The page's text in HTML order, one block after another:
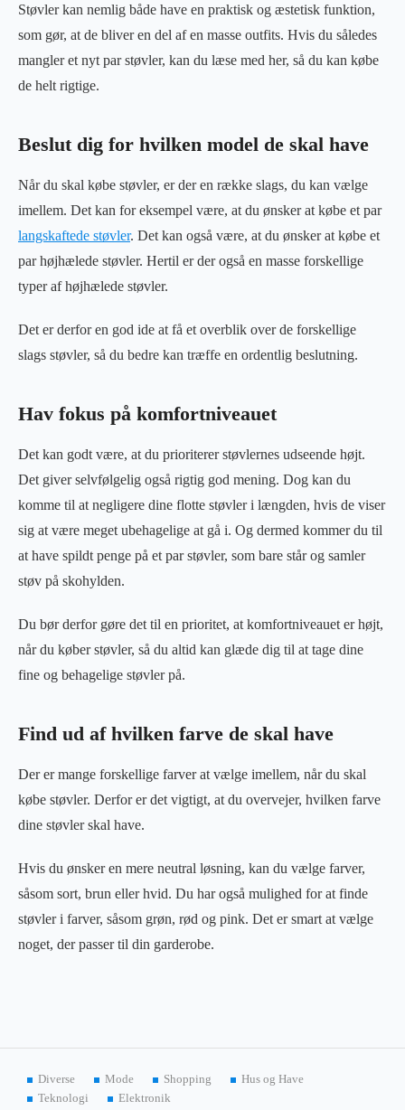
Støvler kan nemlig både have en praktisk og æstetisk funktion,
som gør, at de bliver en del af en masse outfits. Hvis du således
mangler et nyt par støvler, kan du læse med her, så du kan købe
de helt rigtige.
Beslut dig for hvilken model de skal have
Når du skal købe støvler, er der en række slags, du kan vælge
imellem. Det kan for eksempel være, at du ønsker at købe et par
langskaftede støvler. Det kan også være, at du ønsker at købe et
par højhælede støvler. Hertil er der også en masse forskellige
typer af højhælede støvler.
Det er derfor en god ide at få et overblik over de forskellige
slags støvler, så du bedre kan træffe en ordentlig beslutning.
Hav fokus på komfortniveauet
Det kan godt være, at du prioriterer støvlernes udseende højt.
Det giver selvfølgelig også rigtig god mening. Dog kan du
komme til at negligere dine flotte støvler i længden, hvis de viser
sig at være meget ubehagelige at gå i. Og dermed kommer du til
at have spildt penge på et par støvler, som bare står og samler
støv på skohylden.
Du bør derfor gøre det til en prioritet, at komfortniveauet er højt,
når du køber støvler, så du altid kan glæde dig til at tage dine
fine og behagelige støvler på.
Find ud af hvilken farve de skal have
Der er mange forskellige farver at vælge imellem, når du skal
købe støvler. Derfor er det vigtigt, at du overvejer, hvilken farve
dine støvler skal have.
Hvis du ønsker en mere neutral løsning, kan du vælge farver,
såsom sort, brun eller hvid. Du har også mulighed for at finde
støvler i farver, såsom grøn, rød og pink. Det er smart at vælge
noget, der passer til din garderobe.
Diverse Mode Shopping
Hus og Have
Teknologi
Elektronik